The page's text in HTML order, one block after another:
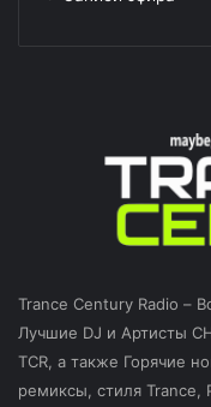
Trance Century Radio –
Лучшие DJ и Артисты
TCR, а также Горячие
ремиксы, стиля Trance,